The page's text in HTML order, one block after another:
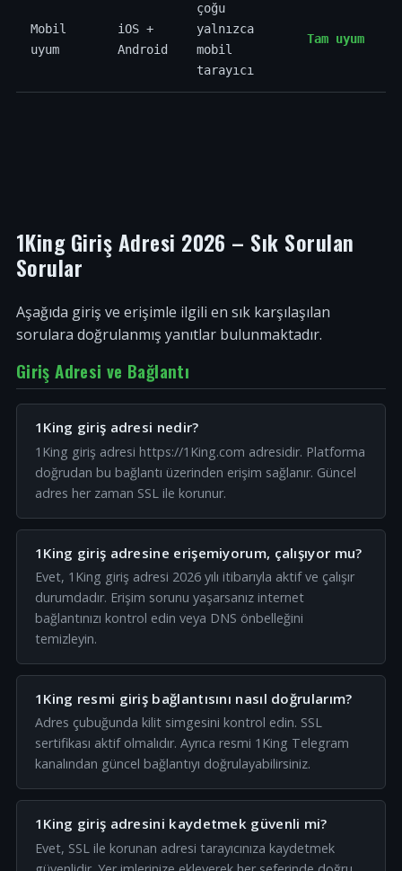
Mobil
uyum
iOS +
Android
çoğu
yalnızca
mobil
tarayıcı
Tam uyum
1King Giriş Adresi 2026 – Sık Sorulan
Sorular
Aşağıda giriş ve erişimle ilgili en sık karşılaşılan
sorulara doğrulanmış yanıtlar bulunmaktadır.
Giriş Adresi ve Bağlantı
1King giriş adresi nedir?
1King giriş adresi https://1King.com adresidir. Platforma
doğrudan bu bağlantı üzerinden erişim sağlanır. Güncel
adres her zaman SSL ile korunur.
1King giriş adresine erişemiyorum, çalışıyor mu?
Evet, 1King giriş adresi 2026 yılı itibarıyla aktif ve çalışır
durumdadır. Erişim sorunu yaşarsanız internet
bağlantınızı kontrol edin veya DNS önbelleğini
temizleyin.
1King resmi giriş bağlantısını nasıl doğrularım?
Adres çubuğunda kilit simgesini kontrol edin. SSL
sertifikası aktif olmalıdır. Ayrıca resmi 1King Telegram
kanalından güncel bağlantıyı doğrulayabilirsiniz.
1King giriş adresini kaydetmek güvenli mi?
Evet, SSL ile korunan adresi tarayıcınıza kaydetmek